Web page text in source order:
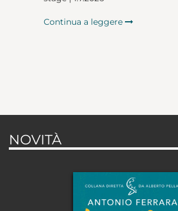
Continua a leggere
NOVITÀ